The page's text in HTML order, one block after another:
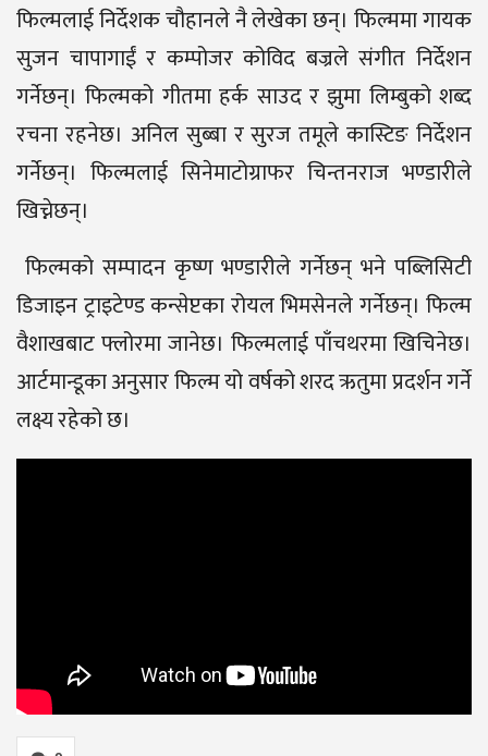
फिल्मलाई निर्देशक चौहानले नै लेखेका छन्। फिल्ममा गायक
सुजन चापागाईं र कम्पोजर कोविद बज्रले संगीत निर्देशन
गर्नेछन्। फिल्मको गीतमा हर्क साउद र झुमा लिम्बुको शब्द
रचना रहनेछ। अनिल सुब्बा र सुरज तमूले कास्टिङ निर्देशन
गर्नेछन्। फिल्मलाई सिनेमाटोग्राफर चिन्तनराज भण्डारीले
खिच्नेछन्।
फिल्मको सम्पादन कृष्ण भण्डारीले गर्नेछन् भने पब्लिसिटी
डिजाइन ट्राइटेण्ड कन्सेप्टका रोयल भिमसेनले गर्नेछन्। फिल्म
वैशाखबाट फ्लोरमा जानेछ। फिल्मलाई पाँचथरमा खिचिनेछ।
आर्टमान्डूका अनुसार फिल्म यो वर्षको शरद ऋतुमा प्रदर्शन गर्ने
लक्ष्य रहेको छ।